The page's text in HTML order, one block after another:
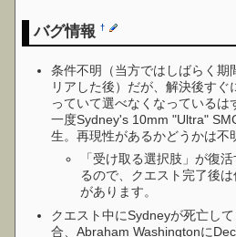
バグ情報†
条件不明（当方ではしばらく期
リアした後）だが、解決後すぐ
っていて選べなくなっているは
一度Sydney's 10mm "Ultra"
生。再現性があるかどうかは不
「受け取る選択肢」が復
るので、クエスト完了後
があります。
クエスト中にSydneyが死亡し
合、Abraham Washingtonに